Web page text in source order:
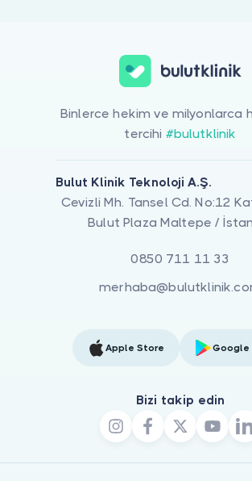
Binlerce hekim ve milyonlarca
tercihi #bulutklinik
Bulut Klinik Teknoloji A.Ş.
Cevizli Mh. Tansel Cd. No:12
Bulut Plaza Maltepe /
0850 711 11 33
Apple Store Google
Bizi takip edin